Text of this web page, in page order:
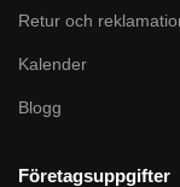
Retur och
Kalender
Blogg
Företagsuppgifter